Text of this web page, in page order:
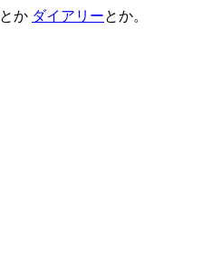
とか ダイアリーとか。